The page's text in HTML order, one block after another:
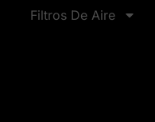
Filtros De Aire